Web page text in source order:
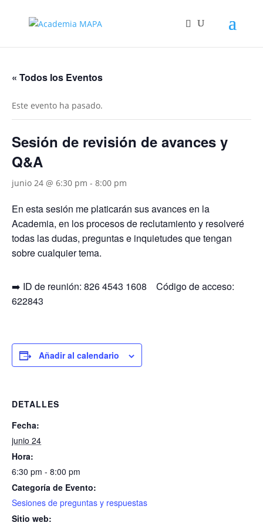
« Todos los Eventos
Este evento ha pasado.
Sesión de revisión de avances y
Q&A
junio 24 @ 6:30 pm - 8:00 pm
En esta sesión me platicarán sus avances en la
Academia, en los procesos de reclutamiento y resolveré
todas las dudas, preguntas e inquietudes que tengan
sobre cualquier tema.
➡️ ID de reunión: 826 4543 1608 Código de acceso:
622843
Añadir al calendario
DETALLES
Fecha:
junio 24
Hora:
6:30 pm - 8:00 pm
Categoría de Evento:
Sesiones de preguntas y respuestas
Sitio web: